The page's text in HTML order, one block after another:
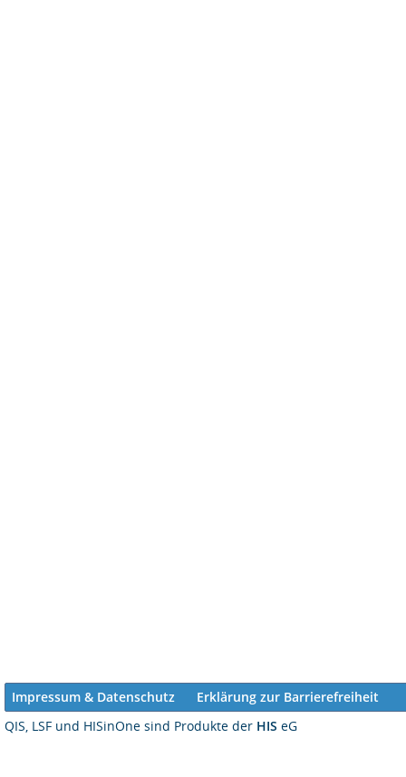
Impressum & Datenschutz
Erklärung zur Barrierefreiheit
QIS, LSF und HISinOne sind Produkte der HIS eG